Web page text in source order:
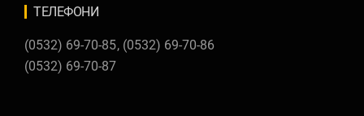
ТЕЛЕФОНИ
(0532) 69-70-85, (0532) 69-70-86
(0532) 69-70-87